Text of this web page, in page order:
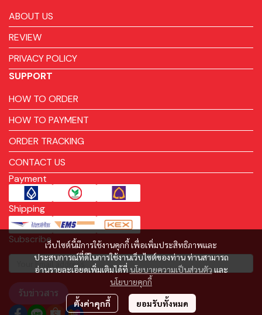
เว็บไซต์นี้มีการใช้งานคุกกี้ เพื่อเพิ่มประสิทธิภาพและ
ประสบการณ์ที่ดีในการใช้งานเว็บไซต์ของท่าน ท่านสามารถ
อ่านรายละเอียดเพิ่มเติมได้ที่ นโยบายความเป็นส่วนตัว และ
นโยบายคุกกี้
ตั้งค่าคุกกี้ ยอมรับทั้งหมด
ABOUT US
REVIEW
PRIVACY POLICY
SUPPORT
HOW TO ORDER
HOW TO PAYMENT
ORDER TRACKING
CONTACT US
Payment
Shipping
Subscribe
รับข่าวสาร